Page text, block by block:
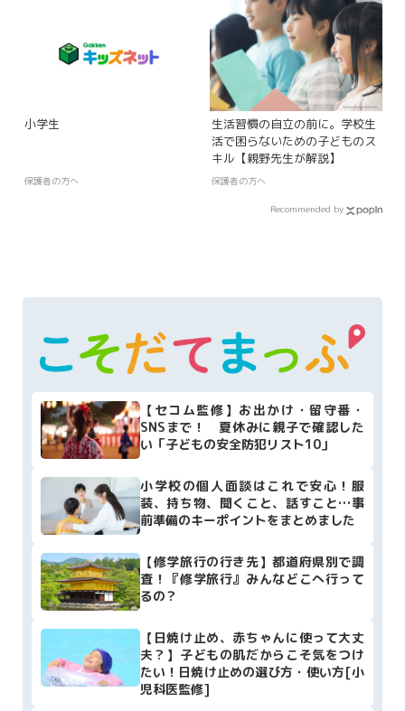
小学生
保護者の方へ
​​生活習慣の自立の前に。学校生
活​​で困らないための子どものス
キル【親野先生が解説】​
保護者の方へ
Recommended by
【セコム監修】お出かけ・留守番・
SNSまで！ 夏休みに親子で確認した
い「子どもの安全防犯リスト10」
小学校の個人面談はこれで安心！服
装、持ち物、聞くこと、話すこと…事
前準備のキーポイントをまとめました
【修学旅行の行き先】都道府県別で調
査！『修学旅行』みんなどこへ行って
るの？
【日焼け止め、赤ちゃんに使って大丈
夫？】子どもの肌だからこそ気をつけ
たい！日焼け止めの選び方・使い方[小
児科医監修]